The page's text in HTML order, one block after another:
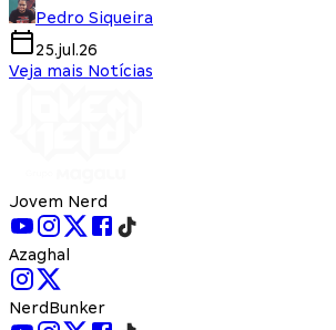
Pedro Siqueira
25.jul.26
Veja mais Notícias
Jovem Nerd
Azaghal
NerdBunker